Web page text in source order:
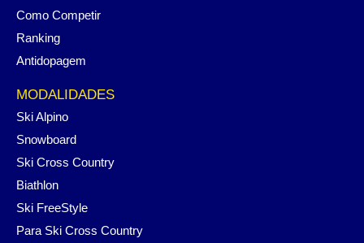
Como Competir
Ranking
Antidopagem
MODALIDADES
Ski Alpino
Snowboard
Ski Cross Country
Biathlon
Ski FreeStyle
Para Ski Cross Country